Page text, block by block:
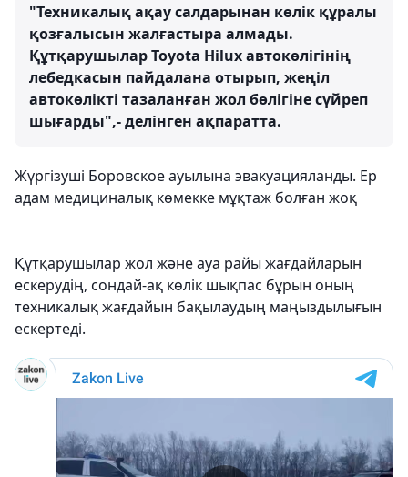
"Техникалық ақау салдарынан көлік құралы
қозғалысын жалғастыра алмады.
Құтқарушылар Toyota Hilux автокөлігінің
лебедкасын пайдалана отырып, жеңіл
автокөлікті тазаланған жол бөлігіне сүйреп
шығарды",- делінген ақпаратта.
Жүргізуші Боровское ауылына эвакуацияланды. Ер
адам медициналық көмекке мұқтаж болған жоқ
Құтқарушылар жол және ауа райы жағдайларын
ескерудің, сондай-ақ көлік шықпас бұрын оның
техникалық жағдайын бақылаудың маңыздылығын
ескертеді.